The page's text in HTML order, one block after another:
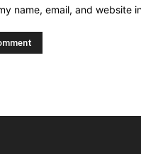
name, email, and website